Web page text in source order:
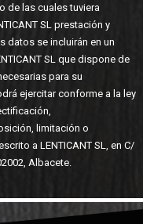
de las cuales tuviera
SL prestación y
datos se incluirán en un
SL que dispone de
para su
ejercitar conforme a la ley
limitación o
a LENTICANT SL, en C/
Albacete.